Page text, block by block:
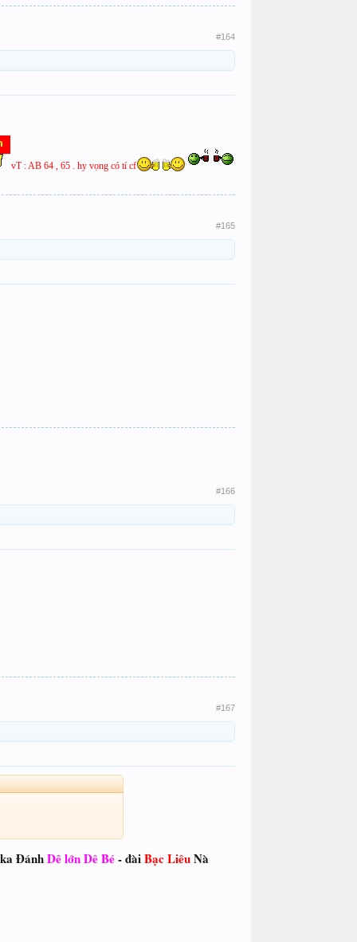
#164
vT : AB 64 , 65 . hy vọng có tí cf
#165
#166
#167
ĐánhDê lớn Dê Bé- đàiBạc LiêuNà